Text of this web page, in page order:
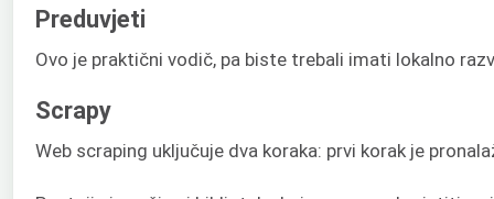
Preduvjeti
Ovo je praktični vodič, pa biste trebali imati lokalno
Scrapy
Web scraping uključuje dva koraka: prvi korak je